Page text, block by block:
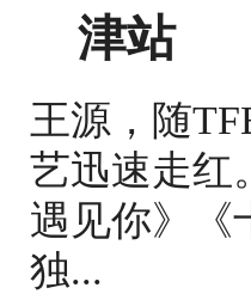
津站
王源，随
艺迅速走红
遇见你》《
独...